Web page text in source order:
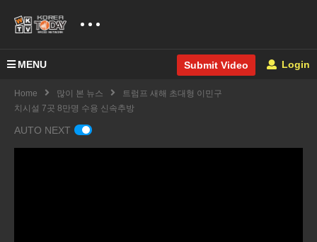
MENU Submit Video Login
Home 많이 본 뉴스
트럼프 새해 초대형 이민구
치시설 7곳 8만명 수용 신속추방
AUTO NEXT